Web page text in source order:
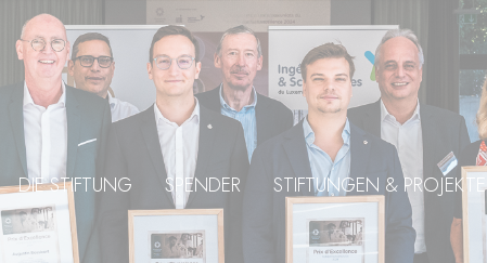
DIE STIFTUNG SPENDER STIFTUNGEN & PROJEKTE